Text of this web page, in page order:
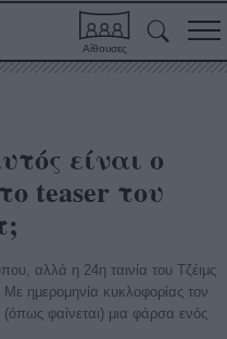
Αίθουσες
είναι ο
teaser του
αλλά η 24η ταινία του Τζέιμς
ημερομηνία κυκλοφορίας τον
φαίνεται) μια φάρσα ενός